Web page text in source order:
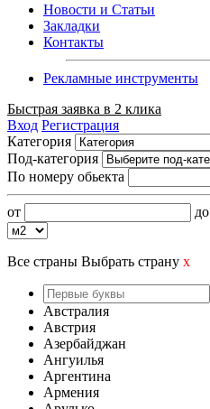
Новости и Статьи
Закладки
Контакты
Рекламные инструменты
Быстрая заявка в 2 клика
Вход Регистрация
Категория
Под-категория
По номеру обьекта
от до
Все страны Выбрать страну x
Австралия
Австрия
Азербайджан
Ангуилья
Аргентина
Армения